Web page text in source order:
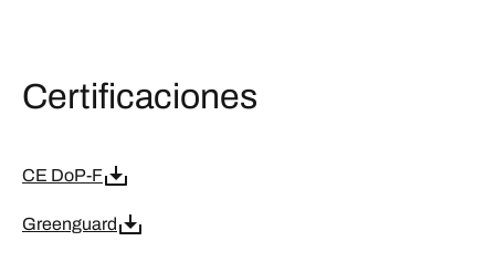
Certificaciones
CE DoP-F
Greenguard